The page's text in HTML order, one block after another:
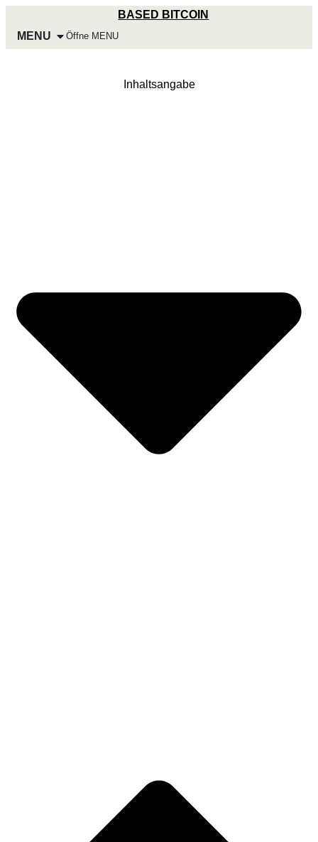
Inhalt
wechseln
BASED BITCOIN
MENU
Öffne MENU
Inhaltsangabe